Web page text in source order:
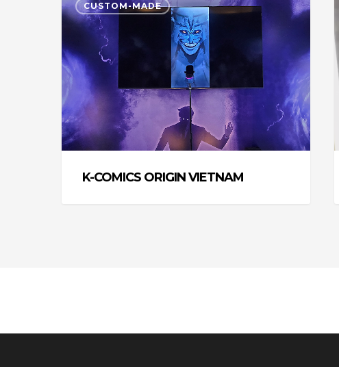
CUSTOM-MADE
COMICS
ORIGIN
VIETNAM
K-COMICS ORIGIN VIETNAM